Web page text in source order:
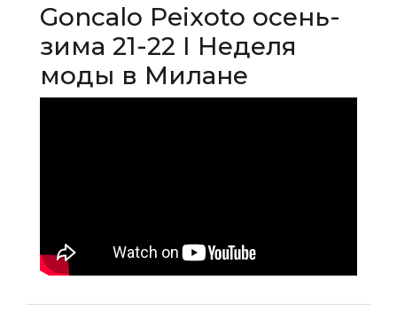
Goncalo Peixoto осень-
зима 21-22 I Неделя
моды в Милане